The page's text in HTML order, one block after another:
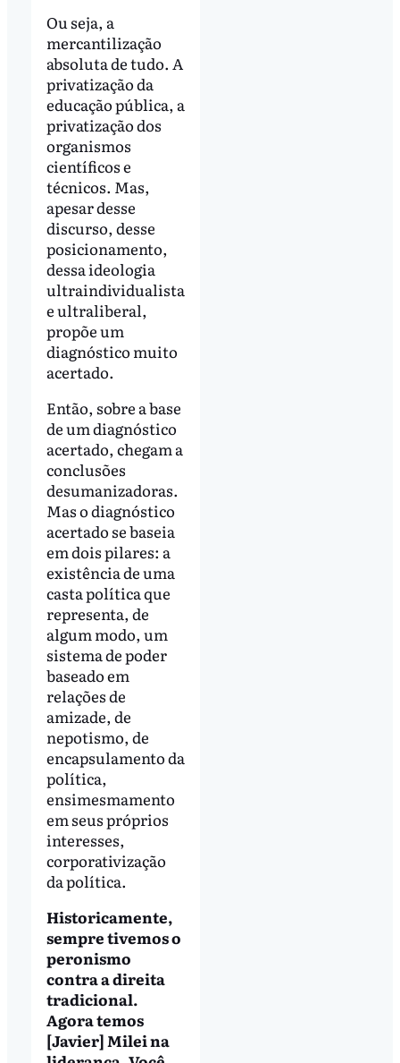
Ou seja, a
mercantilização
absoluta de tudo. A
privatização da
educação pública, a
privatização dos
organismos
científicos e
técnicos. Mas,
apesar desse
discurso, desse
posicionamento,
dessa ideologia
ultraindividualista
e ultraliberal,
propõe um
diagnóstico muito
acertado.
Então, sobre a base
de um diagnóstico
acertado, chegam a
conclusões
desumanizadoras.
Mas o diagnóstico
acertado se baseia
em dois pilares: a
existência de uma
casta política que
representa, de
algum modo, um
sistema de poder
baseado em
relações de
amizade, de
nepotismo, de
encapsulamento da
política,
ensimesmamento
em seus próprios
interesses,
corporativização
da política.
Historicamente,
sempre tivemos o
peronismo
contra a direita
tradicional.
Agora temos
[Javier] Milei na